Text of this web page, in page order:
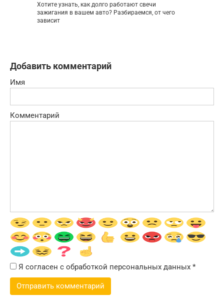
Хотите узнать, как долго работают свечи
зажигания в вашем авто? Разбираемся, от чего
зависит
Добавить комментарий
Имя
Комментарий
Я согласен с обработкой персональных данных *